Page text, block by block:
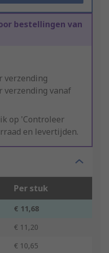
bestellingen van
verzending
verzending vanaf
op 'Controleer
en levertijden.
Per stuk
€ 11,68
€ 11,20
€ 10,65